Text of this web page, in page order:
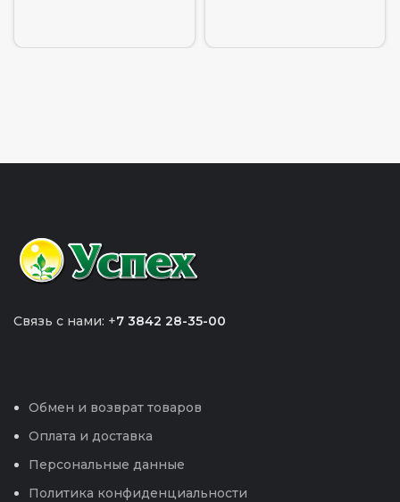
Связь с нами: +7 3842 28-35-00
Обмен и возврат товаров
Оплата и доставка
Персональные данные
Политика конфиденциальности